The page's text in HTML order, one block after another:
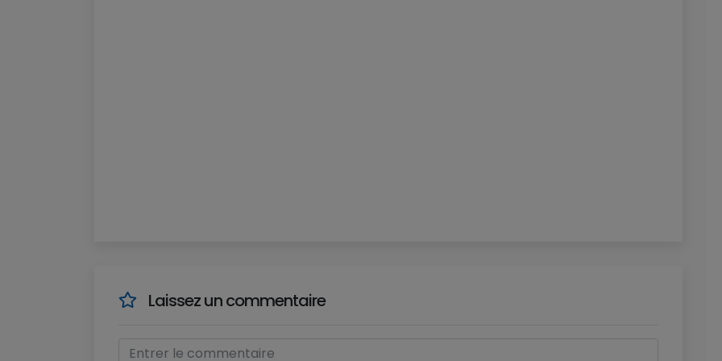
Laissez un commentaire